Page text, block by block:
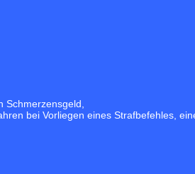
Schmerzensgeld,
bei Vorliegen eines Strafbefehles,